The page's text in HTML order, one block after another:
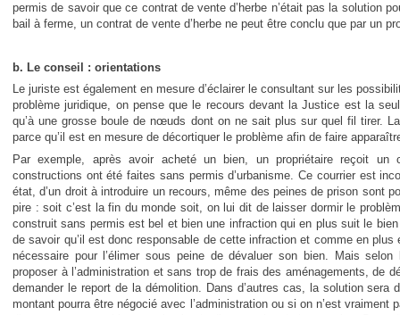
permis de savoir que ce contrat de vente d’herbe n’était pas la solution
bail à ferme, un contrat de vente d’herbe ne peut être conclu que par un
b. Le conseil : orientations
Le juriste est également en mesure d’éclairer le consultant sur les
problème juridique, on pense que le recours devant la Justice est la
qu’à une grosse boule de nœuds dont on ne sait plus sur quel fil tirer.
parce qu’il est en mesure de décortiquer le problème afin de faire
Par exemple, après avoir acheté un bien, un propriétaire reçoit un
constructions ont été faites sans permis d’urbanisme. Ce courrier est
état, d’un droit à introduire un recours, même des peines de prison sont
pire : soit c’est la fin du monde soit, on lui dit de laisser dormir le
construit sans permis est bel et bien une infraction qui en plus suit le
de savoir qu’il est donc responsable de cette infraction et comme en
nécessaire pour l’élimer sous peine de dévaluer son bien. Mais
proposer à l’administration et sans trop de frais des aménagements, de
demander le report de la démolition. Dans d’autres cas, la solution sera
montant pourra être négocié avec l’administration ou si on n’est vraiment